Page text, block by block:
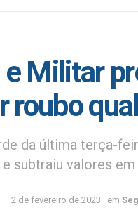
Militar
roubo
da última terça-
subtraiu valores
2 de fevereiro de 2023 em